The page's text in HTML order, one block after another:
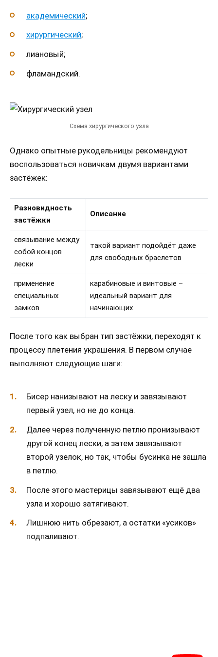
академический;
хирургический;
лиановый;
фламандский.
Схема хирургического узла
Однако опытные рукодельницы рекомендуют
воспользоваться новичкам двумя вариантами
застёжек:
Разновидность
застёжки
Описание
связывание между
собой концов
лески
такой вариант подойдёт даже
для свободных браслетов
применение
специальных
замков
карабиновые и винтовые –
идеальный вариант для
начинающих
После того как выбран тип застёжки, переходят к
процессу плетения украшения. В первом случае
выполняют следующие шаги:
Бисер нанизывают на леску и завязывают
первый узел, но не до конца.
Далее через полученную петлю пронизывают
другой конец лески, а затем завязывают
второй узелок, но так, чтобы бусинка не зашла
в петлю.
После этого мастерицы завязывают ещё два
узла и хорошо затягивают.
Лишнюю нить обрезают, а остатки «усиков»
подпаливают.